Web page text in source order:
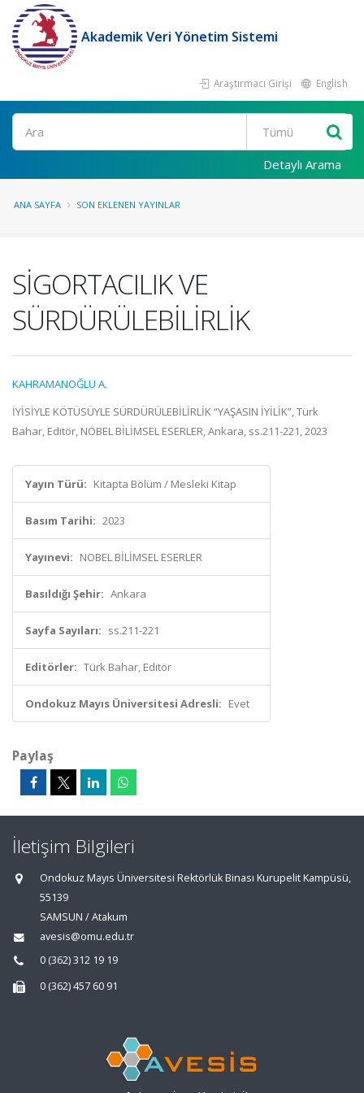
Akademik Veri Yönetim Sistemi
Araştırmacı Girişi English
Ara
Detaylı Arama
ANA SAYFA SON EKLENEN YAYINLAR
SİGORTACILIK VE
SÜRDÜRÜLEBİLİRLİK
KAHRAMANOĞLU A.
İYİSİYLE KÖTÜSÜYLE SÜRDÜRÜLEBİLİRLİK “YAŞASIN İYİLİK”, Türk
Bahar, Editör, NOBEL BİLİMSEL ESERLER, Ankara, ss.211-221, 2023
Yayın Türü: Kitapta Bölüm / Mesleki Kitap
Basım Tarihi: 2023
Yayınevi: NOBEL BİLİMSEL ESERLER
Basıldığı Şehir: Ankara
Sayfa Sayıları: ss.211-221
Editörler: Türk Bahar, Editör
Ondokuz Mayıs Üniversitesi Adresli: Evet
Paylaş
İletişim Bilgileri
Ondokuz Mayıs Üniversitesi Rektörlük Binası Kurupelit Kampüsü,
55139
SAMSUN / Atakum
avesis@omu.edu.tr
0 (362) 312 19 19
0 (362) 457 60 91